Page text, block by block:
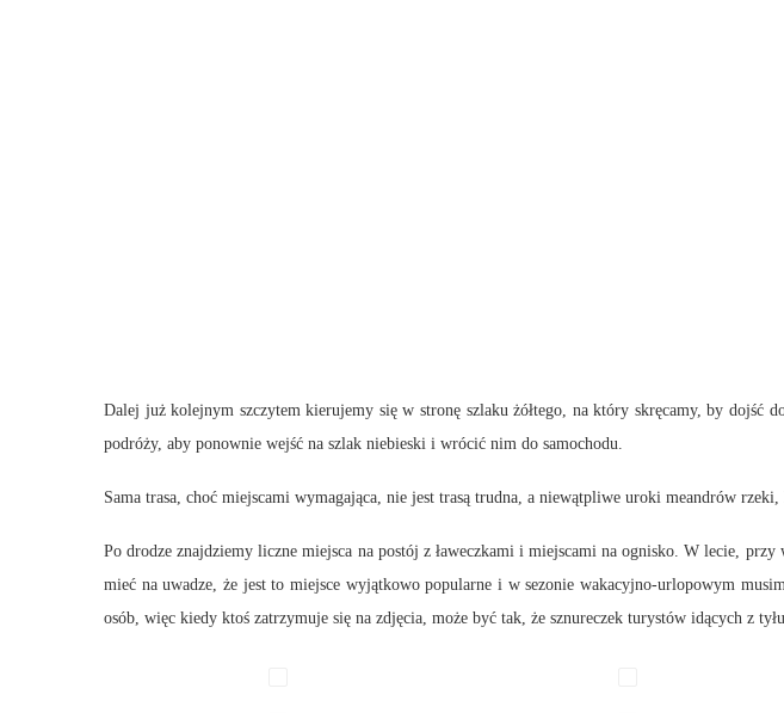
Dalej już kolejnym szczytem kierujemy się w stronę szlaku żółtego, na który skręcamy, by dojść
podróży, aby ponownie wejść na szlak niebieski i wrócić nim do samochodu.
Sama trasa, choć miejscami wymagająca, nie jest trasą trudna, a niewątpliwe uroki meandrów
Po drodze znajdziemy liczne miejsca na postój z ławeczkami i miejscami na ognisko. W lecie,
mieć na uwadze, że jest to miejsce wyjątkowo popularne i w sezonie wakacyjno-urlopowym
osób, więc kiedy ktoś zatrzymuje się na zdjęcia, może być tak, że sznureczek turystów idących z